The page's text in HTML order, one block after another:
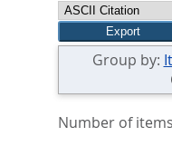
Group by:
Number of